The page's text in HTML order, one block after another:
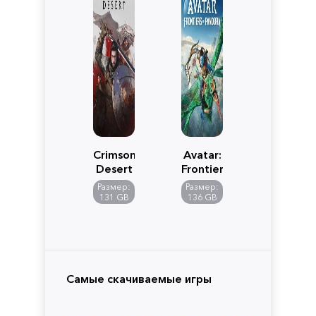
Crimson
Desert
Размер:
131 GB
Avatar:
Frontiers
of
Pandora
Размер:
136 GB
Самые скачиваемые игры